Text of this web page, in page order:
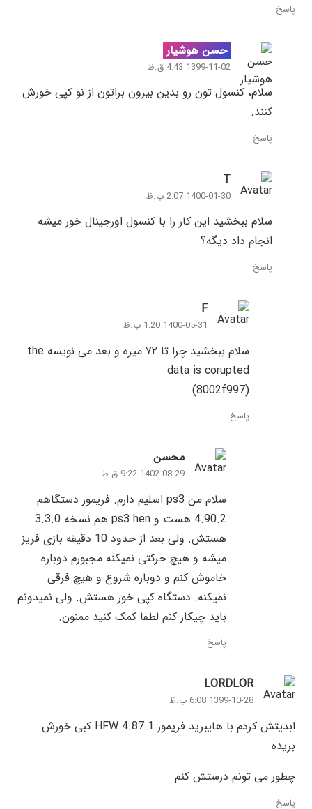
پاسخ
حسن هوشیار
1399-11-02 4:43 ق.ظ
سلام، کنسول تون رو بدین بیرون براتون از نو کپی خورش
کنند.
پاسخ
T
1400-01-30 2:07 ب.ظ
سلام ببخشید این کار را با کنسول اورجینال خور میشه
انجام داد دیگه؟
پاسخ
F
1400-05-31 1:20 ب.ظ
سلام ببخشید چرا تا ۷۲ میره و بعد می نویسه the
data is corupted
(8002f997)
پاسخ
محسن
1402-08-29 9:22 ق.ظ
سلام من ps3 اسلیم دارم. فریمور دستگاهم
4.90.2 هست و ps3 hen هم نسخه 3.3.0
هستش. ولی بعد از حدود 10 دقیقه بازی فریز
میشه و هیچ حرکتی نمیکنه مجبورم دوباره
خاموش کنم و دوباره شروع و هیچ فرقی
نمیکنه. دستگاه کپی خور هستش. ولی نمیدونم
باید چیکار کنم لطفا کمک کنید ممنون.
پاسخ
LORDLOR
1399-10-28 6:08 ب.ظ
ابدیتش کردم با هایبرید فریمور HFW 4.87.1 کبی خورش
بریده
چطور می تونم درستش کنم
پاسخ